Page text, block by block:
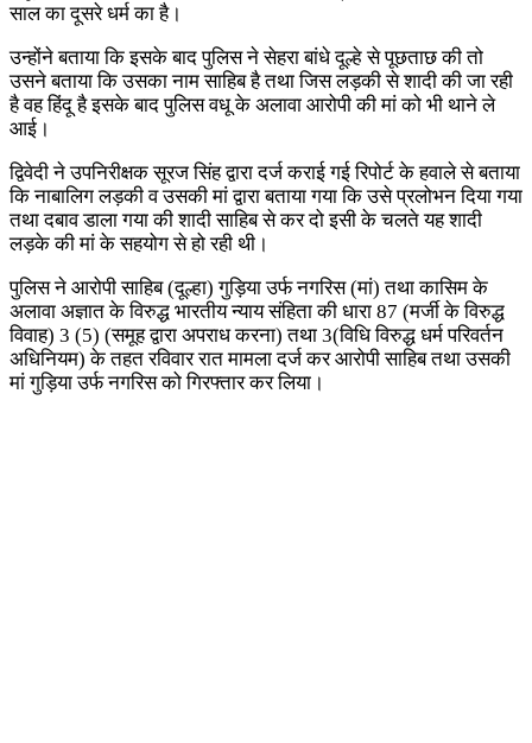
साल का दूसरे धर्म का है।
उन्होंने बताया कि इसके बाद पुलिस ने सेहरा बांधे दूल्हे से पूछताछ की तो
उसने बताया कि उसका नाम साहिब है तथा जिस लड़की से शादी की जा रही
है वह हिंदू है इसके बाद पुलिस वधू के अलावा आरोपी की मां को भी थाने ले
आई।
द्विवेदी ने उपनिरीक्षक सूरज सिंह द्वारा दर्ज कराई गई रिपोर्ट के हवाले से बताया
कि नाबालिग लड़की व उसकी मां द्वारा बताया गया कि उसे प्रलोभन दिया गया
तथा दबाव डाला गया की शादी साहिब से कर दो इसी के चलते यह शादी
लड़के की मां के सहयोग से हो रही थी।
पुलिस ने आरोपी साहिब (दूल्हा) गुड़िया उर्फ नगरिस (मां) तथा कासिम के
अलावा अज्ञात के विरुद्ध भारतीय न्याय संहिता की धारा 87 (मर्जी के विरुद्ध
विवाह) 3 (5) (समूह द्वारा अपराध करना) तथा 3(विधि विरुद्ध धर्म परिवर्तन
अधिनियम) के तहत रविवार रात मामला दर्ज कर आरोपी साहिब तथा उसकी
मां गुड़िया उर्फ नगरिस को गिरफ्तार कर लिया।